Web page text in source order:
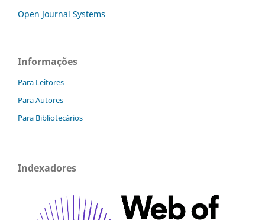
Open Journal Systems
Informações
Para Leitores
Para Autores
Para Bibliotecários
Indexadores